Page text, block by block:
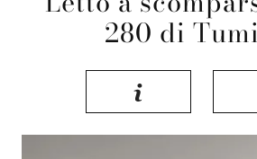
280 di